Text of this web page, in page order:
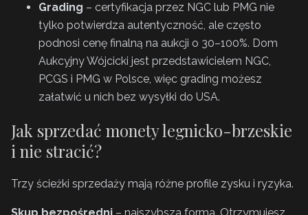
Grading – certyfikacja przez NGC lub PMG nie
tylko potwierdza autentyczność, ale często
podnosi cenę finalną na aukcji o 30–100%. Dom
Aukcyjny Wójcicki jest przedstawicielem NGC,
PCGS i PMG w Polsce, więc grading możesz
załatwić u nich bez wysyłki do USA.
Jak sprzedać monety legnicko-brzeskie
i nie stracić?
Trzy ścieżki sprzedaży mają różne profile zysku i ryzyka.